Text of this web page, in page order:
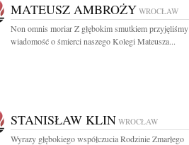
MATEUSZ AMBROŻY WROCŁAW
Non omnis moriar Z głębokim smutkiem przyjęliśmy
wiadomość o śmierci naszego Kolegi Mateusza...
STANISŁAW KLIN WROCŁAW
Wyrazy głębokiego współczucia Rodzinie Zmarłego